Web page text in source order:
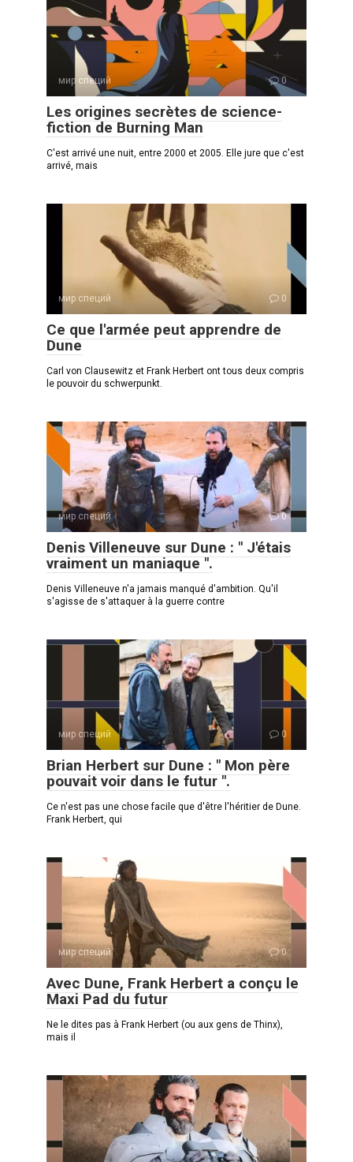
мир специй 0
Les origines secrètes de science-
fiction de Burning Man
C'est arrivé une nuit, entre 2000 et 2005. Elle jure que c'est
arrivé, mais
мир специй 0
Ce que l'armée peut apprendre de
Dune
Carl von Clausewitz et Frank Herbert ont tous deux compris
le pouvoir du schwerpunkt.
мир специй 0
Denis Villeneuve sur Dune : " J'étais
vraiment un maniaque ".
Denis Villeneuve n'a jamais manqué d'ambition. Qu'il
s'agisse de s'attaquer à la guerre contre
мир специй 0
Brian Herbert sur Dune : " Mon père
pouvait voir dans le futur ".
Ce n'est pas une chose facile que d'être l'héritier de Dune.
Frank Herbert, qui
мир специй 0
Avec Dune, Frank Herbert a conçu le
Maxi Pad du futur
Ne le dites pas à Frank Herbert (ou aux gens de Thinx),
mais il